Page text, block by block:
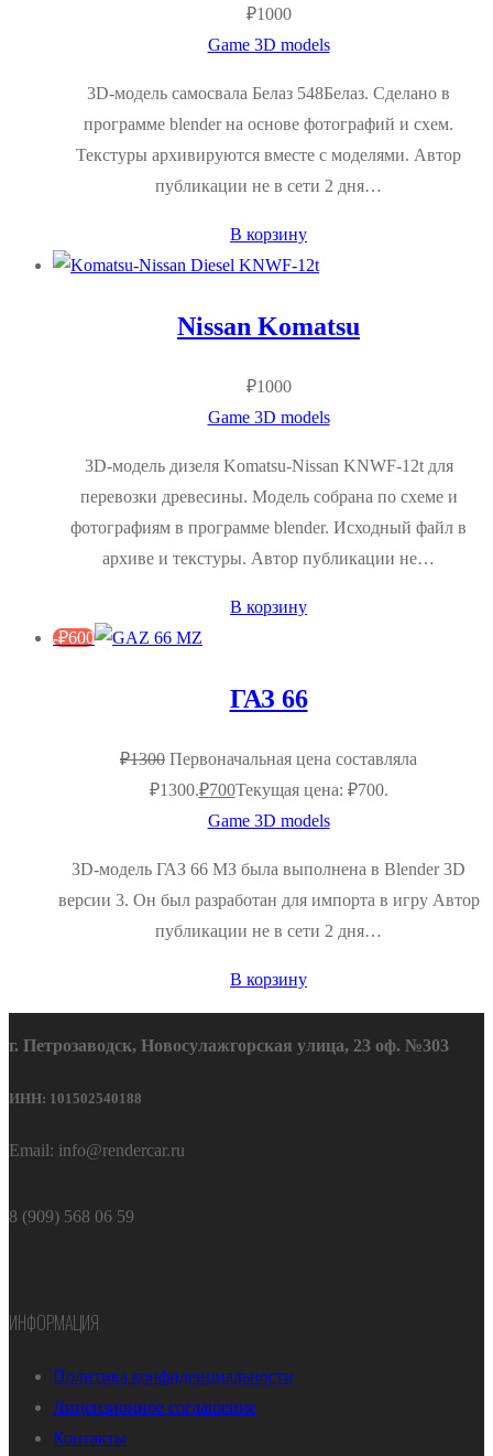
₽1000
Game 3D models
3D-модель самосвала Белаз 548Белаз. Сделано в
программе blender на основе фотографий и схем.
Текстуры архивируются вместе с моделями. Автор
публикации не в сети 2 дня…
В корзину
Nissan Komatsu
₽1000
Game 3D models
3D-модель дизеля Komatsu-Nissan KNWF-12t для
перевозки древесины. Модель собрана по схеме и
фотографиям в программе blender. Исходный файл в
архиве и текстуры. Автор публикации не…
В корзину
-₽600
ГАЗ 66
₽1300 Первоначальная цена составляла
₽1300.₽700Текущая цена: ₽700.
Game 3D models
3D-модель ГАЗ 66 МЗ была выполнена в Blender 3D
версии 3. Он был разработан для импорта в игру Автор
публикации не в сети 2 дня…
В корзину
г. Петрозаводск, Новосулажгорская улица, 23 оф. №303
ИНН: 101502540188
Email: info@rendercar.ru
8 (909) 568 06 59
ИНФОРМАЦИЯ
Политика конфиденциальности
Лицензионное соглашение
Контакты